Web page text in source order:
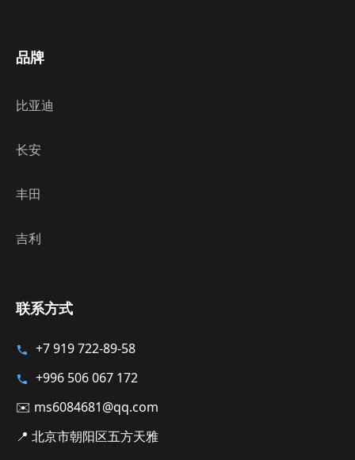
品牌
比亚迪
长安
丰田
吉利
联系方式
+7 919 722-89-58
+996 506 067 172
✉️ ms6084681@qq.com
📍 北京市朝阳区五方天雅